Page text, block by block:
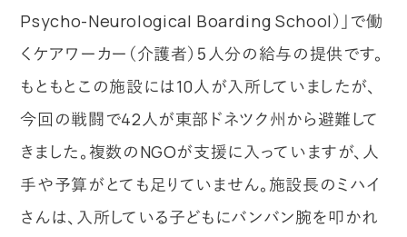
Psycho-Neurological Boarding School）」で働
くケアワーカー（介護者）５人分の給与の提供です。
もともとこの施設には10人が入所していましたが、
今回の戦闘で42人が東部ドネツク州から避難して
きました。複数のNGOが支援に入っていますが、人
手や予算がとても足りていません。施設長のミハイ
さんは、入所している子どもにバンバン腕を叩かれ